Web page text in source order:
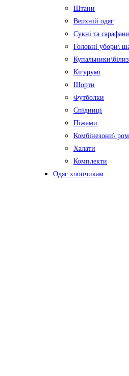
Штани
Верхній одяг
Сукні та сарафани
Головні убори\
Кігурумі
Шорти
Футболки
Спідниці
Піжами
Комбінезони\
Халати
Комплекти
Одяг хлопчикам